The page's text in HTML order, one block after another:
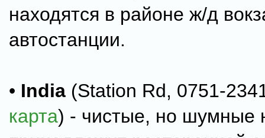
находятся в районе ж/д
автостанции.
• India (Station Rd, 0751-
карта) - чистые, но шумные